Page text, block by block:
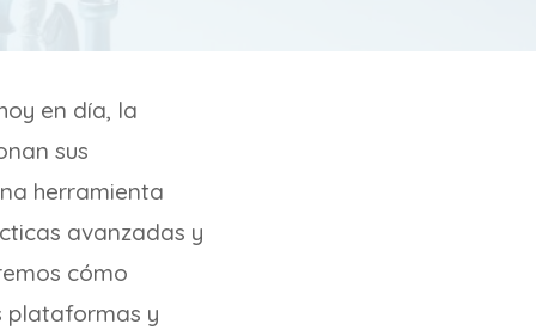
en día, la
sus
herramienta
avanzadas y
cómo
plataformas y